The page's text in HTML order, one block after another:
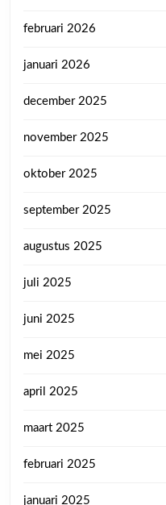
februari 2026
januari 2026
december 2025
november 2025
oktober 2025
september 2025
augustus 2025
juli 2025
juni 2025
mei 2025
april 2025
maart 2025
februari 2025
januari 2025